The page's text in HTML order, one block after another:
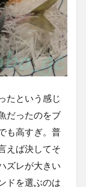
たという感じ
だったのをブ
も高すぎ。普
えば決してそ
ズレが大きい
ドを選ぶのは